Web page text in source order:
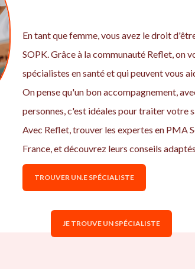
En tant que femme, vous avez le droit
SOPK. Grâce à la communauté Reflet, on
spécialistes en santé et qui peuvent vous
On pense qu'un bon accompagnement,
personnes, c'est idéales pour traiter votre
Avec Reflet, trouver les expertes en PMA
France, et découvrez leurs conseils
TROUVER UN.E SPÉCIALISTE
JE TROUVE UN SPÉCIALISTE